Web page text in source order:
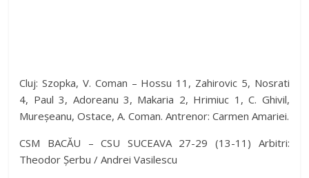
Cluj: Szopka, V. Coman – Hossu 11, Zahirovic 5, Nosrati
4, Paul 3, Adoreanu 3, Makaria 2, Hrimiuc 1, C. Ghivil,
Mureșeanu, Ostace, A. Coman. Antrenor: Carmen Amariei.
CSM BACĂU – CSU SUCEAVA 27-29 (13-11) Arbitri:
Theodor Șerbu / Andrei Vasilescu